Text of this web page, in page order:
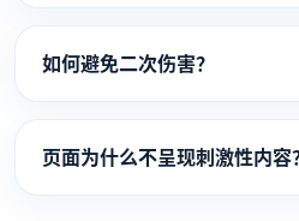
如何避免二次伤害？
页面为什么不呈现刺激性内容